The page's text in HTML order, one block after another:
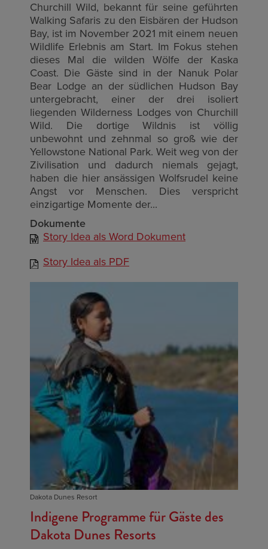
Churchill Wild, bekannt für seine geführten
Walking Safaris zu den Eisbären der Hudson
Bay, ist im November 2021 mit einem neuen
Wildlife Erlebnis am Start. Im Fokus stehen
dieses Mal die wilden Wölfe der Kaska
Coast. Die Gäste sind in der Nanuk Polar
Bear Lodge an der südlichen Hudson Bay
untergebracht, einer der drei isoliert
liegenden Wilderness Lodges von Churchill
Wild. Die dortige Wildnis ist völlig
unbewohnt und zehnmal so groß wie der
Yellowstone National Park. Weit weg von der
Zivilisation und dadurch niemals gejagt,
haben die hier ansässigen Wolfsrudel keine
Angst vor Menschen. Dies verspricht
einzigartige Momente der...
Dokumente
Story Idea als Word Dokument
Story Idea als PDF
Dakota Dunes Resort
Indigene Programme für Gäste des
Dakota Dunes Resorts